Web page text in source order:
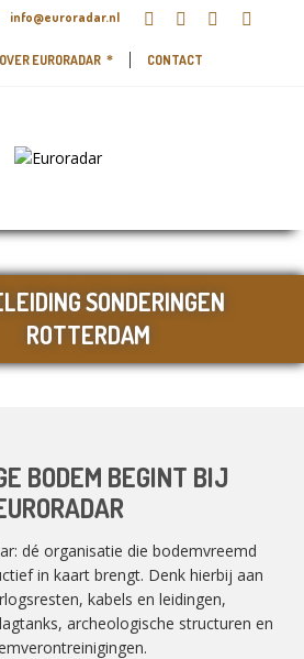
info@euroradar.nl
OVER EURORADAR CONTACT
SONDERINGEN
ROTTERDAM
BODEM BEGINT BIJ
dé organisatie die bodemvreemd
in kaart brengt. Denk hierbij aan
kabels en leidingen,
archeologische structuren en